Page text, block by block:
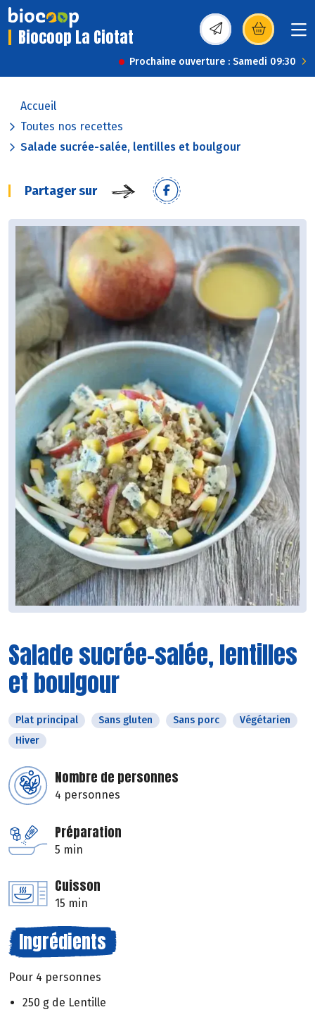
Biocoop La Ciotat (s’ouvre dans une
Prochaine ouverture : Samedi 09:30
Accueil
Toutes nos recettes
Salade sucrée-salée, lentilles et boulgour
Partager sur
Salade sucrée-salée, lentilles
et boulgour
Plat principal Sans gluten Sans porc
Végétarien
Hiver
Nombre de personnes
4 personnes
Préparation
5 min
Cuisson
15 min
Ingrédients
Pour 4 personnes
250 g de Lentille